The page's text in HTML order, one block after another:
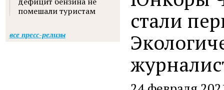
стали
помешали туристам
все пресс-релизы